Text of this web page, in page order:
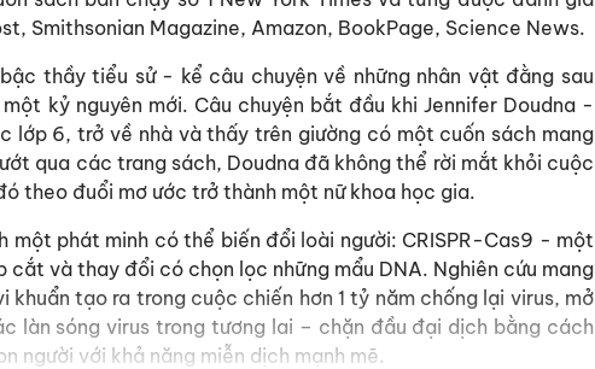
Smithsonian Magazine, Amazon, BookPage, Science News.
thầy tiểu sử - kể câu chuyện về những nhân vật đằng sau
kỷ nguyên mới. Câu chuyện bắt đầu khi Jennifer Doudna -
lớp 6, trở về nhà và thấy trên giường có một cuốn sách mang
qua các trang sách, Doudna đã không thể rời mắt khỏi cuộc
theo đuổi mơ ước trở thành một nữ khoa học gia.
một phát minh có thể biến đổi loài người: CRISPR-Cas9 - một
và thay đổi có chọn lọc những mẩu DNA. Nghiên cứu mang
tạo ra trong cuộc chiến hơn 1 tỷ năm chống lại virus, mở
làn sóng virus trong tương lai – chặn đầu đại dịch bằng cách
người với khả năng miễn dịch mạnh mẽ.